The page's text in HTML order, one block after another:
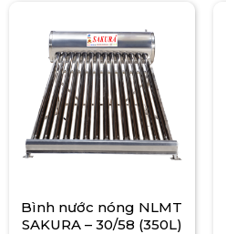
Bình nước nóng NLMT
SAKURA – 30/58 (350L)